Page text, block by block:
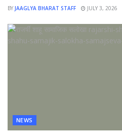
BY JAAGLYA BHARAT STAFF JULY 3, 2026
NEWS